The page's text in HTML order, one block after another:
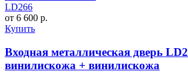
LD266
от 6 600 р.
Купить
Входная металлическая дверь
винилискожа + винилискожа